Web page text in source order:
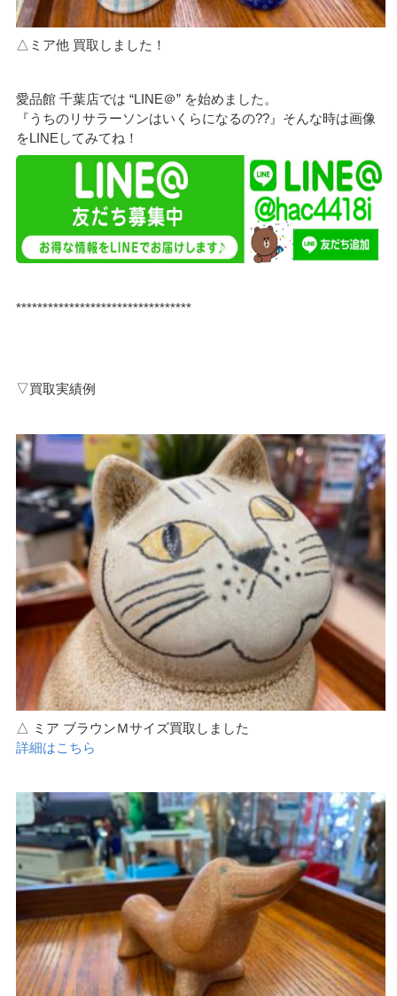
△ミア他 買取しました！
愛品館 千葉店では “LINE＠” を始めました。
『うちのリサラーソンはいくらになるの??』そんな時は画像
をLINEしてみてね！
*********************************
▽買取実績例
△ ミア ブラウンＭサイズ買取しました
詳細はこちら